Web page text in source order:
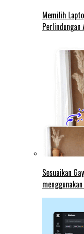
Memilih
Perlindungan
Sesuaikan